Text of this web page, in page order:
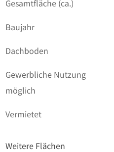
Gesamtfläche (ca.)
Baujahr
Dachboden
Gewerbliche Nutzung
möglich
Vermietet
Weitere Flächen